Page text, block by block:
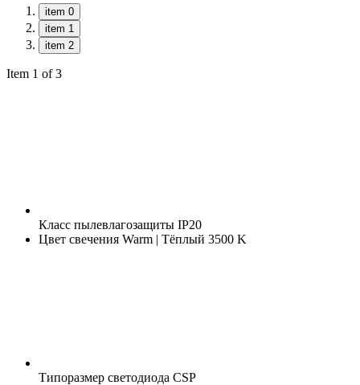
item 0
item 1
item 2
Item 1 of 3
Класс пылевлагозащиты IP20
Цвет свечения Warm | Тёплый 3500 K
Типоразмер светодиода CSP